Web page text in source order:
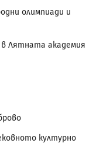
олимпиади и
Лятната академия
културно